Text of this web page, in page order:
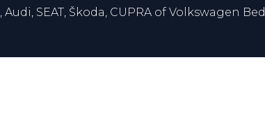
SEAT, Škoda, CUPRA of Volkswagen